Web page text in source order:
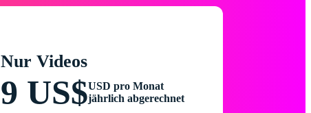
Nur Videos
9 US$USD pro Monat
jährlich abgerechnet